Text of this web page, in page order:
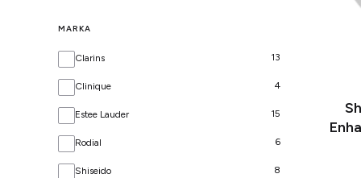
MARKA
MarkaClarins 13
Clinique 4
Estee Lauder 15
Rodial 6
Shiseido 8